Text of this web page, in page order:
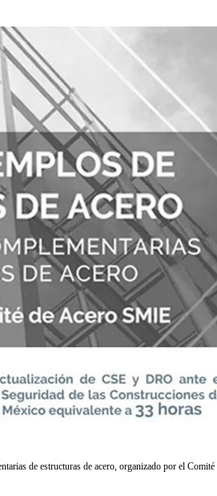
de estructuras de acero, organizado por el